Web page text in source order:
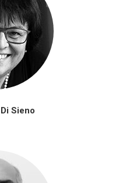
Sieno